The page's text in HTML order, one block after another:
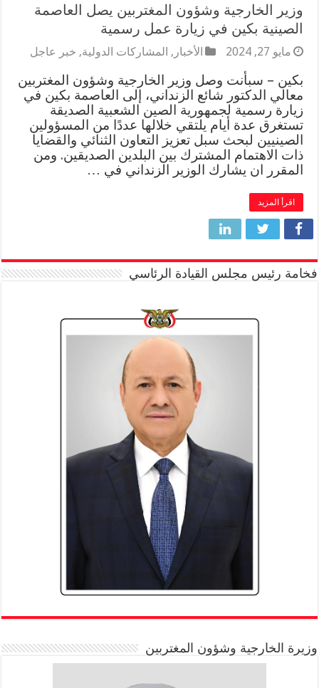
وزير الخارجية وشؤون المغتربين يصل العاصمة
الصينية بكين في زيارة عمل رسمية
مايو 27, 2024 الأخبار , المشاركات الدولية, خبر عاجل
بكين – سبأنت وصل وزير الخارجية وشؤون المغتربين
معالي الدكتور شائع الزنداني، إلى العاصمة بكين في
زيارة رسمية لجمهورية الصين الشعبية الصديقة
تستغرق عدة أيام يلتقي خلالها عددًا من المسؤولين
الصينيين لبحث سبل تعزيز التعاون الثنائي والقضايا
ذات الاهتمام المشترك بين البلدين الصديقين. ومن
المقرر ان يشارك الوزير الزنداني في …
اقرأ المزيد
فخامة رئيس مجلس القيادة الرئاسي
وزيرة الخارجية وشؤون المغتربين